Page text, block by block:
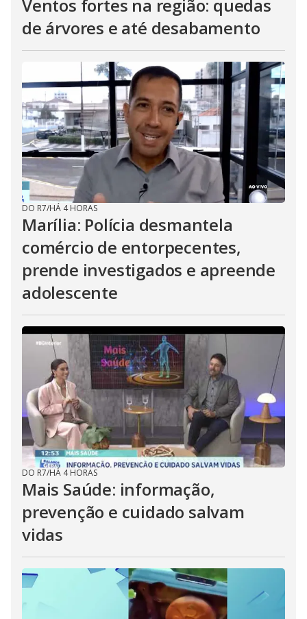
Ventos fortes na região: quedas
de árvores e até desabamento
DO R7/HÁ 4 HORAS
Marília: Polícia desmantela
comércio de entorpecentes,
prende investigados e apreende
adolescente
DO R7/HÁ 4 HORAS
Mais Saúde: informação,
prevenção e cuidado salvam
vidas